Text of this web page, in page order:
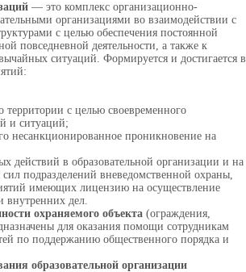
— это комплекс организационно-
организациями во взаимодействии с
с целью обеспечения постоянной
повседневной деятельности, а также к
ситуаций. Формируется и достигается в
территории с целью своевременного
и ситуаций;
несанкционированное проникновение на
действий в образовательной организации и на
подразделений вневедомственной охраны,
имеющих лицензию на осуществление
внутренних дел.
охраняемого объекта (ограждения,
для оказания помощи сотрудникам
по поддержанию общественного порядка и
образовательной организации